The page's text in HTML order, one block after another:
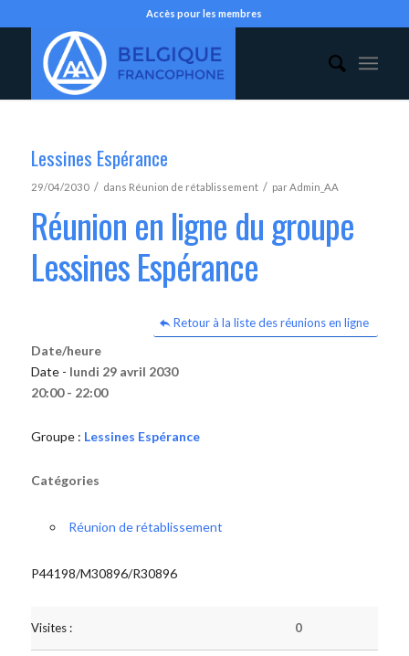
Accès pour les membres
Lessines Espérance
29/04/2030 / dans Réunion de rétablissement / parAdmin_AA
Réunion en ligne du groupe
Lessines Espérance
Retour à la liste des réunions en ligne
Date/heure
Date - lundi 29 avril 2030
20:00 - 22:00
Groupe : Lessines Espérance
Catégories
Réunion de rétablissement
P44198/M30896/R30896
Visites : 0